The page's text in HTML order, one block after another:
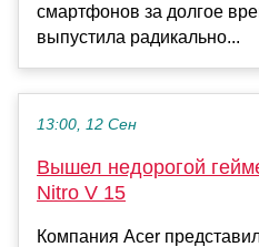
смартфонов за долгое
выпустила радикально...
13:00, 12 Сен
Вышел недорогой
Nitro V 15
Компания Acer